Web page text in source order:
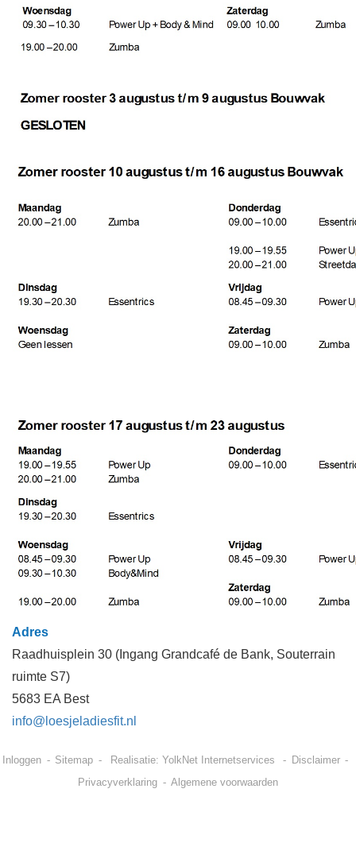
Adres
Raadhuisplein 30 (Ingang Grandcafé de Bank, Souterrain
ruimte S7)
5683 EA Best
info@loesjeladiesfit.nl
Inloggen Sitemap Realisatie: YolkNet Internetservices
Disclaimer
Privacyverklaring
Algemene voorwaarden